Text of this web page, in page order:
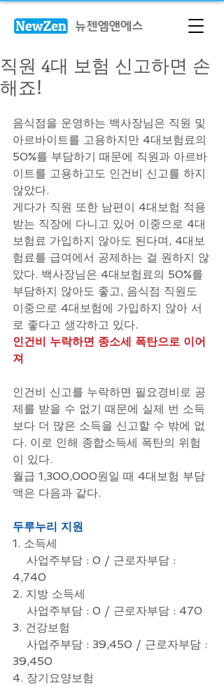
직원 4대 보험 신고하면 손
해죠!
음식점을 운영하는 백사장님은 직원 및
아르바이트를 고용하지만 4대보험료의
50%를 부담하기 때문에 직원과 아르바
이트를 고용하고도 인건비 신고를 하지
않았다.
게다가 직원 또한 남편이 4대보험 적용
받는 직장에 다니고 있어 이중으로 4대
보험료 가입하지 않아도 된다며, 4대보
험료를 급여에서 공제하는 걸 원하지 않
았다. 백사장님은 4대보험료의 50%를
부담하지 않아도 좋고, 음식점 직원도
이중으로 4대보험에 가입하지 않아 서
로 좋다고 생각하고 있다.
인건비 누락하면 종소세 폭탄으로 이어
져
인건비 신고를 누락하면 필요경비로 공
제를 받을 수 없기 때문에 실제 번 소득
보다 더 많은 소득을 신고할 수 밖에 없
다. 이로 인해 종합소득세 폭탄의 위험
이 있다.
월급 1,300,000원일 때 4대보험 부담
액은 다음과 같다.
두루누리 지원
1. 소득세
4,740
2. 지방 소득세
    사업주부담 : 0 / 근로자부담 : 470
3. 건강보험
39,450
4. 장기요양보험